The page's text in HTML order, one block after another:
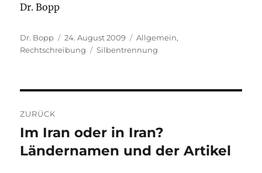
Dr. Bopp
Autor
Dr. Bopp
Veröffentlicht
am
24. August 2009 Kategorien
Allgemein,
Rechtschreibung
Schlagwörter
Silbentrennung
ZURÜCK
Vorheriger
Beitrag:
Im Iran oder in Iran?
Ländernamen und der Artikel